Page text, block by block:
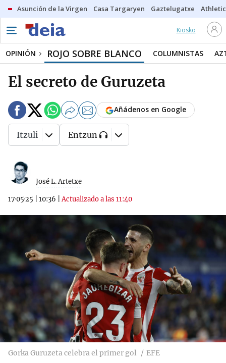
Asunción de la Virgen Casa Targaryen Gaztelugatxe Athletic
Kiosko
OPINIÓN ROJO SOBRE BLANCO COLUMNISTAS
El secreto de Guruzeta
José L. Artetxe
17·05·25 10:36 |Actualizado a las 11:40
Añádenos en Google
Itzuli Entzun
Gorka Guruzeta celebra el primer gol EFE